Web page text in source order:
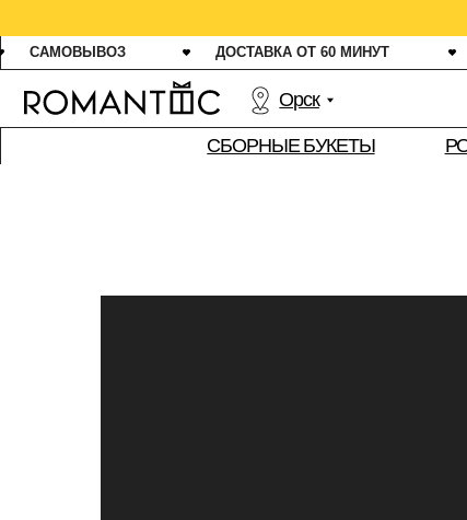
ДОСТАВКА ОТ 60 МИНУТ
САМОВЫВОЗ
СБОРНЫЕ БУКЕТЫ
Орск
РОЗЫ